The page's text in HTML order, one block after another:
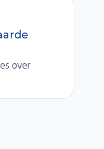
over